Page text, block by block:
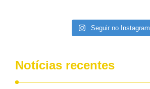
Seguir no Instagram
Notícias recentes